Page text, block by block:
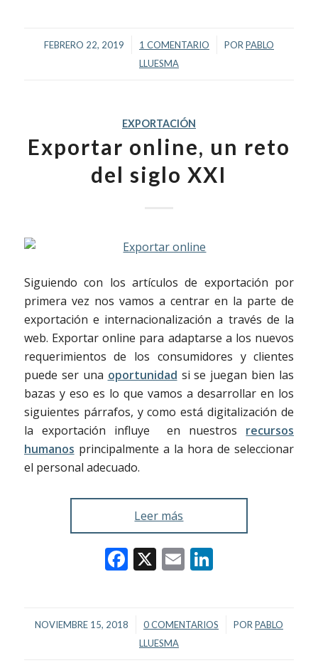
FEBRERO 22, 2019
/ 1 COMENTARIO
/ PORPABLO
LLUESMA
EXPORTACIÓN
Exportar online, un reto
del siglo XXI
Siguiendo con los artículos de exportación por
primera vez nos vamos a centrar en la parte de
exportación e internacionalización a través de la
web. Exportar online para adaptarse a los nuevos
requerimientos de los consumidores y clientes
puede ser una oportunidad si se juegan bien las
bazas y eso es lo que vamos a desarrollar en los
siguientes párrafos, y como está digitalización de
la exportación influye en nuestros recursos
humanos principalmente a la hora de seleccionar
el personal adecuado.
Leer más
Facebook
X EmailLinkedIn
NOVIEMBRE 15, 2018
/ 0 COMENTARIOS
/ POR PABLO
LLUESMA